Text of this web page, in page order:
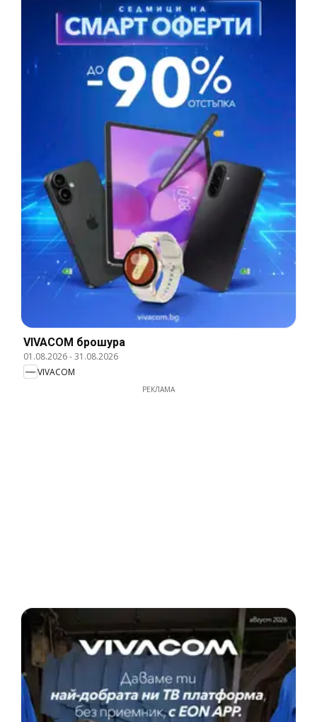
VIVACOM брошура
01.08.2026-31.08.2026
VIVACOM
РЕКЛАМА